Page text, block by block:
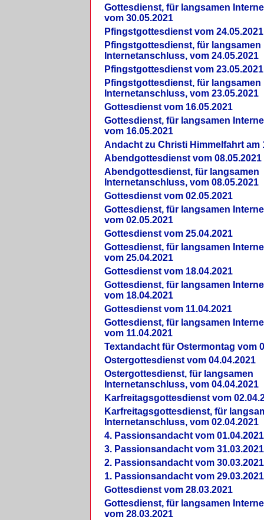
Gottesdienst, für langsamen
vom 30.05.2021
Pfingstgottesdienst vom 24.05.2021
Pfingstgottesdienst, für langsamen
Internetanschluss, vom 24.05.2021
Pfingstgottesdienst vom 23.05.2021
Pfingstgottesdienst, für langsamen
Internetanschluss, vom 23.05.2021
Gottesdienst vom 16.05.2021
Gottesdienst, für langsamen
vom 16.05.2021
Andacht zu Christi Himmelfahrt am
Abendgottesdienst vom 08.05.2021
Abendgottesdienst, für langsamen
Internetanschluss, vom 08.05.2021
Gottesdienst vom 02.05.2021
Gottesdienst, für langsamen
vom 02.05.2021
Gottesdienst vom 25.04.2021
Gottesdienst, für langsamen
vom 25.04.2021
Gottesdienst vom 18.04.2021
Gottesdienst, für langsamen
vom 18.04.2021
Gottesdienst vom 11.04.2021
Gottesdienst, für langsamen
vom 11.04.2021
Textandacht für Ostermontag vom
Ostergottesdienst vom 04.04.2021
Ostergottesdienst, für langsamen
Internetanschluss, vom 04.04.2021
Karfreitagsgottesdienst vom
Karfreitagsgottesdienst, für
Internetanschluss, vom 02.04.2021
4. Passionsandacht vom 01.04.2021
3. Passionsandacht vom 31.03.2021
2. Passionsandacht vom 30.03.2021
1. Passionsandacht vom 29.03.2021
Gottesdienst vom 28.03.2021
Gottesdienst, für langsamen
vom 28.03.2021